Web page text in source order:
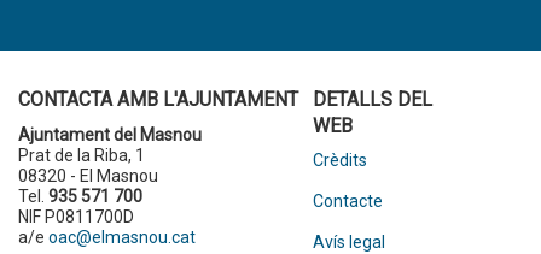
CONTACTA AMB L'AJUNTAMENT
Ajuntament del Masnou
Prat de la Riba, 1
08320 - El Masnou
Tel. 935 571 700
NIF P0811700D
a/e oac@elmasnou.cat
DETALLS DEL
WEB
Crèdits
Contacte
Avís legal